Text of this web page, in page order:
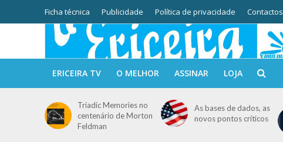
Ficha técnica Publicidade Política de privacidade Contactos
ERICEIRA TV O MELHOR ASSINAR LOJA
Triadic Memories no
centenário de Morton
Feldman
As bases de dados, as
novos pontos críticos